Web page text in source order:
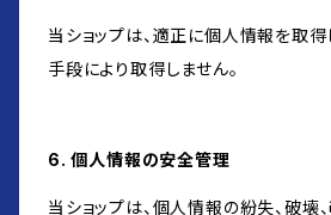
当ショップは、適正に個人情報を取
手段により取得しません。
6. 個人情報の安全管理
当ショップは、個人情報の紛失、破壊